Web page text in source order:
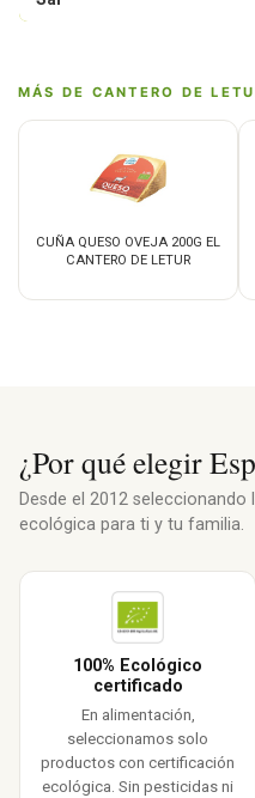
MÁS DE CANTERO DE
CUÑA QUESO OVEJA 200G EL
CANTERO DE LETUR
¿Por qué elegir
Desde el 2012
ecológica para ti y tu familia.
100% Ecológico
certificado
En alimentación,
seleccionamos solo
productos con certificación
ecológica. Sin pesticidas ni